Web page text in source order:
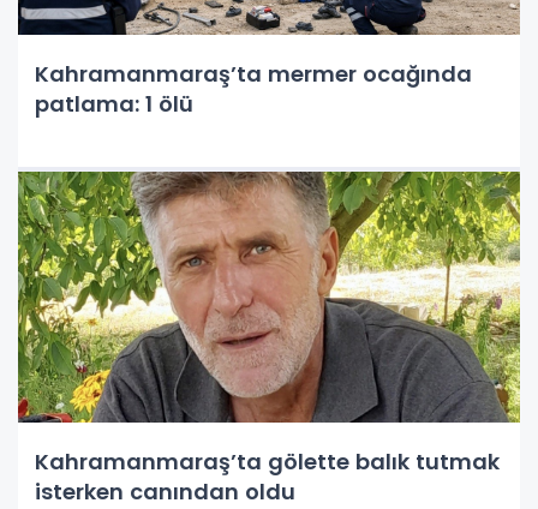
Kahramanmaraş’ta mermer ocağında
patlama: 1 ölü
Kahramanmaraş’ta gölette balık tutmak
isterken canından oldu